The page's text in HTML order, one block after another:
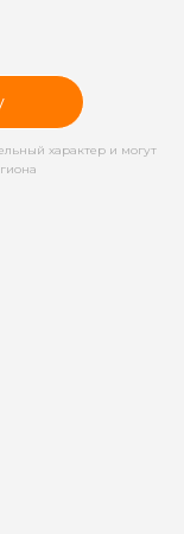
характер и могут